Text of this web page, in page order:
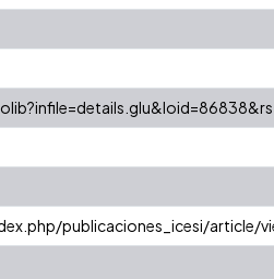
publicaciones_icesi/article/